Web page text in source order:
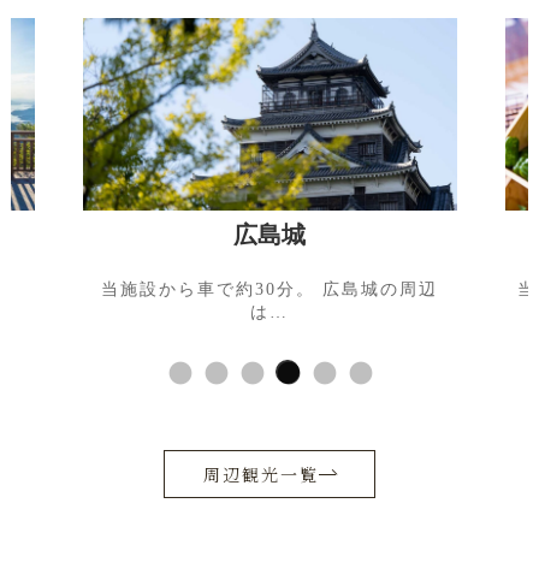
とれたて元気市 広島店
当施設から車で約20分。広島市内の複数
の…
周辺観光一覧